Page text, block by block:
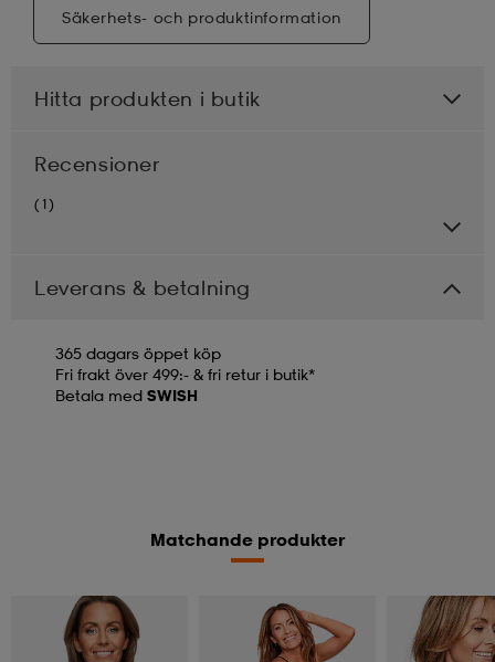
Säkerhets- och produktinformation
Hitta produkten i butik
Recensioner
(1)
Leverans & betalning
365 dagars öppet köp
Fri frakt över 499:- & fri retur i butik*
Betala med SWISH
Matchande produkter